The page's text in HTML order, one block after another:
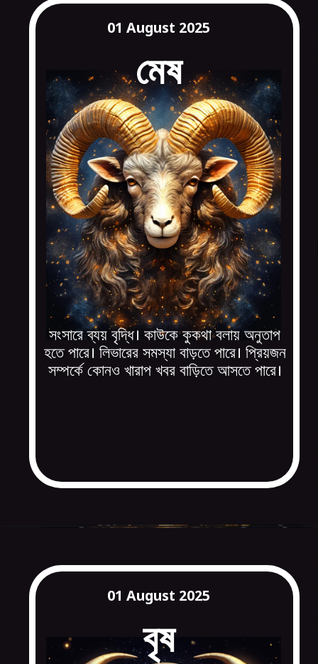
মেষ
01 August 2025
সংসারে ব্যয় বৃদ্ধি। কাউকে কুকথা বলায় অনুতাপ
হতে পারে। লিভারের সমস্যা বাড়তে পারে। প্রিয়জন
সম্পর্কে কোনও খারাপ খবর বাড়িতে আসতে পারে।
বৃষ
01 August 2025